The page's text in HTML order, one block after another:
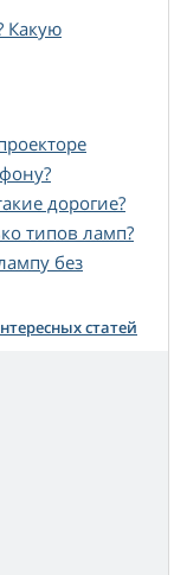
Какую
дорогие?
типов ламп?
без
статей